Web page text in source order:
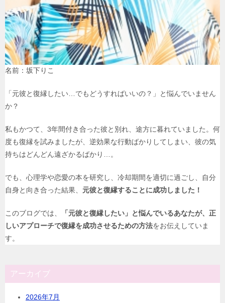
名前：坂下りこ
「元彼と復縁したい…でもどうすればいいの？」と悩んでいません
か？
私もかつて、3年間付き合った彼と別れ、途方に暮れていました。何
度も復縁を試みましたが、逆効果な行動ばかりしてしまい、彼の気
持ちはどんどん遠ざかるばかり…。
でも、心理学や恋愛の本を研究し、冷却期間を適切に過ごし、自分
自身と向き合った結果、 元彼と復縁することに成功しました！
このブログでは、
「元彼と復縁したい」と悩んでいるあなたが、正
しいアプローチで復縁を成功させるための方法をお伝えしていま
す。
アーカイブ
2026年7月